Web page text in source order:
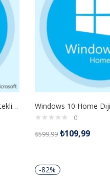
Windows 10 Home 32-64 Bit Destekli Türkçe-Ingilizce Global Retaıl Lisans Anahtarı
0
₺599,99 ₺109,99
-82%